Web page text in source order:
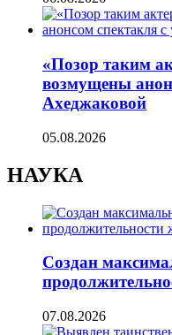
«Позор таким
возмущены
Ахеджаковой
05.08.2026
НАУКА
Создан
07.08.2026